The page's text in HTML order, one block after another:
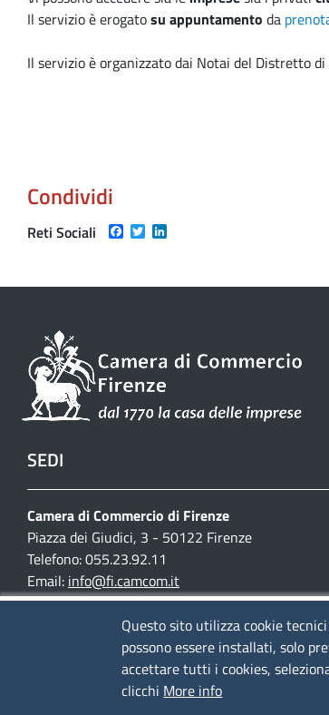
Il servizio è erogatosu appuntamento da
Il servizio è organizzato dai Notai del Distretto
Condividi
Reti Sociali Facebook
Twitter
SEDI
Camera di Commercio di Firenze
Piazza dei Giudici, 3 - 50122 Firenze
Telefono: 055.23.92.11
Email: info@fi.camcom.it
Posta elettronica certificata:
cciaa.firenze@fi.legalmail.camcom.it
Partita IVA 03097420487
Codice fiscale 80002690487
Questo sito utilizza cookie
possono essere installati, solo
accettare tutti i cookies,
clicchi More info